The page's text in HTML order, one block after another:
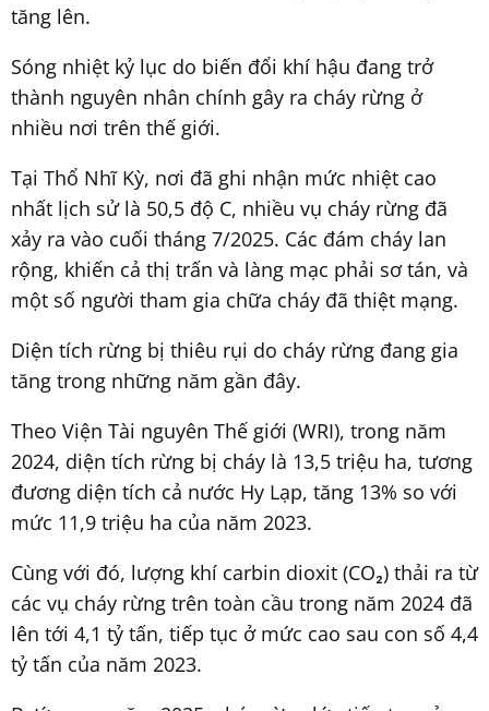
tăng lên.
Sóng nhiệt kỷ lục do biến đổi khí hậu đang trở
thành nguyên nhân chính gây ra cháy rừng ở
nhiều nơi trên thế giới.
Tại Thổ Nhĩ Kỳ, nơi đã ghi nhận mức nhiệt cao
nhất lịch sử là 50,5 độ C, nhiều vụ cháy rừng đã
xảy ra vào cuối tháng 7/2025. Các đám cháy lan
rộng, khiến cả thị trấn và làng mạc phải sơ tán, và
một số người tham gia chữa cháy đã thiệt mạng.
Diện tích rừng bị thiêu rụi do cháy rừng đang gia
tăng trong những năm gần đây.
Theo Viện Tài nguyên Thế giới (WRI), trong năm
2024, diện tích rừng bị cháy là 13,5 triệu ha, tương
đương diện tích cả nước Hy Lạp, tăng 13% so với
mức 11,9 triệu ha của năm 2023.
Cùng với đó, lượng khí carbin dioxit (CO₂) thải ra từ
các vụ cháy rừng trên toàn cầu trong năm 2024 đã
lên tới 4,1 tỷ tấn, tiếp tục ở mức cao sau con số 4,4
tỷ tấn của năm 2023.